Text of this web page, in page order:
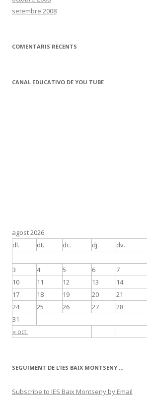
setembre 2008
COMENTARIS RECENTS
CANAL EDUCATIVO DE YOU TUBE
agost 2026
dl.
dt. dc. dj. dv.
« oct.
3
4 5 6 7
10
11 12 13 14
17
18 19 20 21
24
25 26 27 28
31
SEGUIMENT DE L’IES BAIX MONTSENY …
Subscribe to IES Baix Montseny by Email